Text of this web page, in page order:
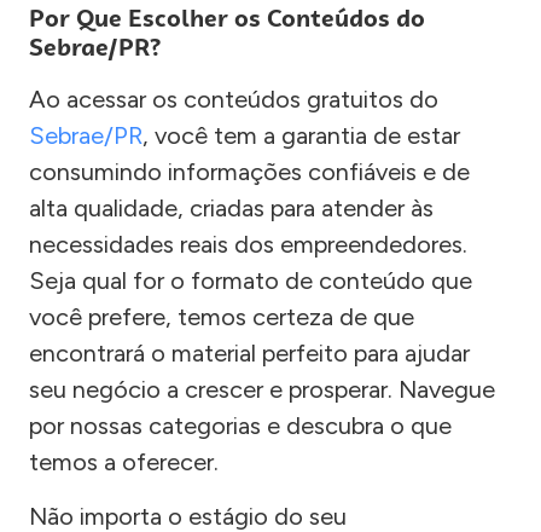
Por Que Escolher os Conteúdos do
Sebrae/PR?
Ao acessar os conteúdos gratuitos do
Sebrae/PR, você tem a garantia de estar
consumindo informações confiáveis e de
alta qualidade, criadas para atender às
necessidades reais dos empreendedores.
Seja qual for o formato de conteúdo que
você prefere, temos certeza de que
encontrará o material perfeito para ajudar
seu negócio a crescer e prosperar. Navegue
por nossas categorias e descubra o que
temos a oferecer.
Não importa o estágio do seu